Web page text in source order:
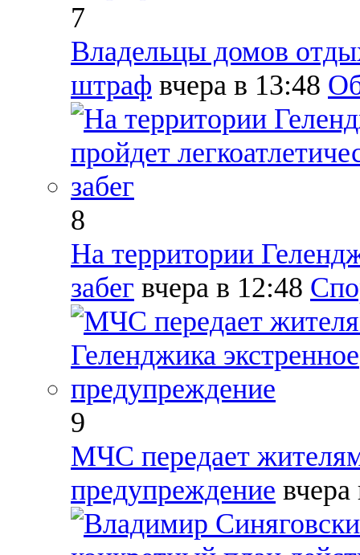
7
Владельцы домов
штраф вчера в 13:48
8
На территории
забег вчера в 12:48
9
МЧС передает
предупреждение